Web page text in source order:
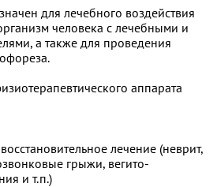
для лечебного воздействия
человека с лечебными и
а также для проведения
аппарата
лечение (неврит,
грыжи, вегито-
и т.п.)